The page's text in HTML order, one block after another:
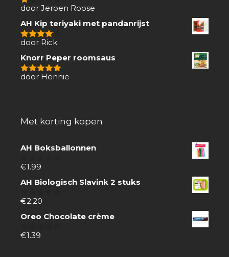
1
5
door Jeroen Roose
AH Kip teriyaki met pandanrijst
4van 5
door Rick
Knorr Peper roomsaus
5van 5
door Hennie
Met korting kopen
AH Boksballonnen
0
5
€1.99
AH Biologisch Slavink 2 stuks
0
5
€2.20
Oreo Chocolate crème
0
€1.39